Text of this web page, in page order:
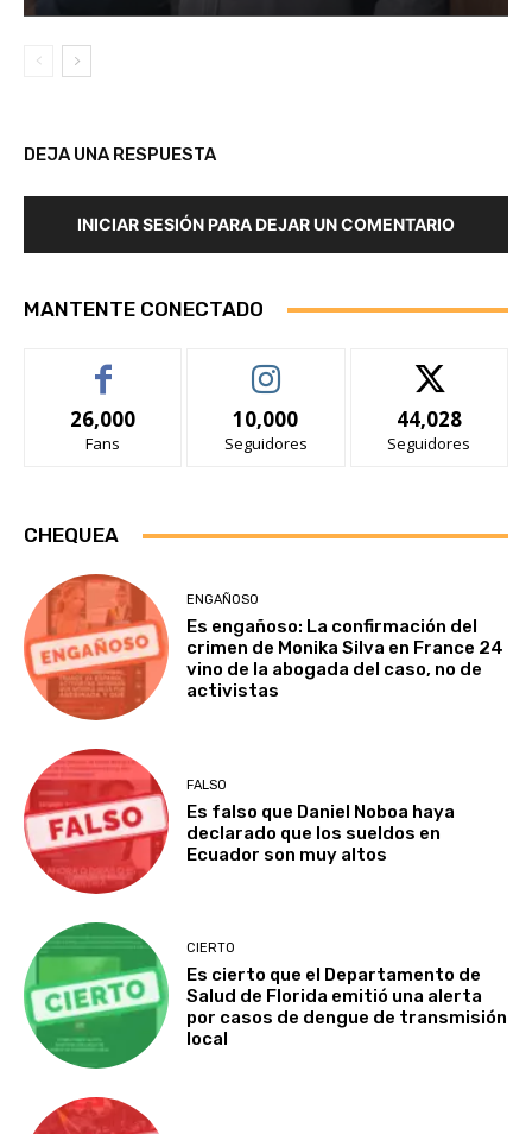
DEJA UNA RESPUESTA
INICIAR SESIÓN PARA DEJAR UN COMENTARIO
MANTENTE CONECTADO
26,000
Fans
10,000
Seguidores
44,028
Seguidores
CHEQUEA
ENGAÑOSO
Es engañoso: La confirmación del
crimen de Monika Silva en France 24
vino de la abogada del caso, no de
activistas
FALSO
Es falso que Daniel Noboa haya
declarado que los sueldos en
Ecuador son muy altos
CIERTO
Es cierto que el Departamento de
Salud de Florida emitió una alerta
por casos de dengue de transmisión
local